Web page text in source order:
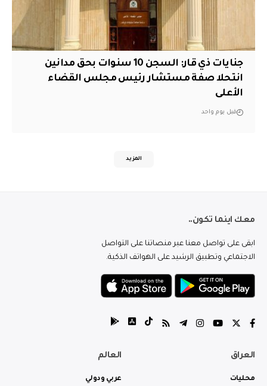
جنايات ذي قار: السجن 10 سنوات بحق مدانين
انتحلا صفة مستشار رئيس مجلس القضاء
الأعلى
قبل يوم واحد
المزيد
معك اينما تكون..
ابقى على تواصل معنا عبر منصاتنا على التواصل
الاجتماعي وتطبيق الرشيد على الهواتف الذكية.
العراق
محليات
العالم
عربي ودولي